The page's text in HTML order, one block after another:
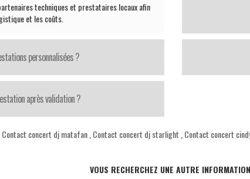
techniques et prestataires locaux afin
et les coûts.
personnalisées ?
après validation ?
Contact concert dj matafan Contact concert dj starlight Contact concert
VOUS RECHERCHEZ UNE AUTRE